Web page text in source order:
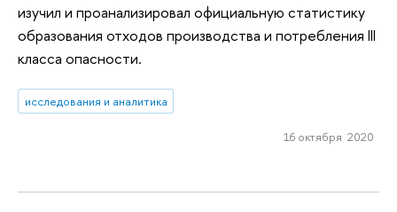
изучил и проанализировал официальную статистику
образования отходов производства и потребления III
класса опасности.
исследования и аналитика
16 октября 2020